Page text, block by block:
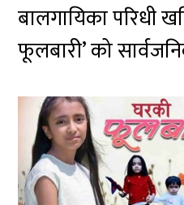
बालगायिका परिधी
फूलबारी’ को